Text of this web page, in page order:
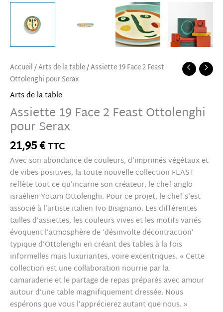
Accueil/Arts de la table/ Assiette 19 Face 2 Feast
Ottolenghi pour Serax
Arts de la table
Assiette 19 Face 2 Feast Ottolenghi
pour Serax
21,95€TTC
Avec son abondance de couleurs, d’imprimés végétaux et
de vibes positives, la toute nouvelle collection FEAST
reflète tout ce qu’incarne son créateur, le chef anglo-
israélien Yotam Ottolenghi. Pour ce projet, le chef s’est
associé à l’artiste italien Ivo Bisignano. Les différentes
tailles d’assiettes, les couleurs vives et les motifs variés
évoquent l’atmosphère de ‘désinvolte décontraction’
typique d’Ottolenghi en créant des tables à la fois
informelles mais luxuriantes, voire excentriques. « Cette
collection est une collaboration nourrie par la
camaraderie et le partage de repas préparés avec amour
autour d’une table magnifiquement dressée. Nous
espérons que vous l’apprécierez autant que nous. »